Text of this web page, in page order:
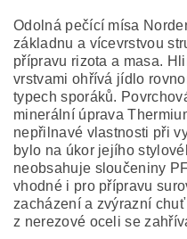
Odolná pečící mísa
základnu a vícevrstvou
přípravu rizota a masa.
vrstvami ohřívá jídlo
typech sporáků.
minerální úprava
nepřilnavé vlastnosti při
bylo na úkor jejího
neobsahuje sloučeniny
vhodné i pro přípravu
zacházení a zvýrazní
z nerezové oceli se